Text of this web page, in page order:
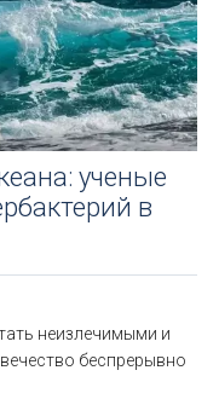
ученые
в
неизлечимыми и
беспрерывно